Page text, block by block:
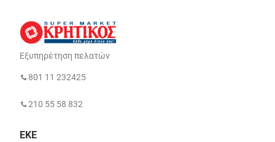
Εξυπηρέτηση πελατών
801 11 232425
210 55 58 832
ΕΚΕ